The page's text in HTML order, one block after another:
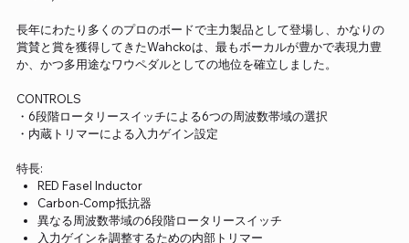
長年にわたり多くのプロのボードで主力製品として登場し、かなりの
賞賛と賞を獲得してきたWahckoは、最もボーカルが豊かで表現力豊
か、かつ多用途なワウペダルとしての地位を確立しました。
CONTROLS
・6段階ロータリースイッチによる6つの周波数帯域の選択
・内蔵トリマーによる入力ゲイン設定
特長:
RED Fasel Inductor
Carbon-Comp抵抗器
異なる周波数帯域の6段階ロータリースイッチ
入力ゲインを調整するための内部トリマー